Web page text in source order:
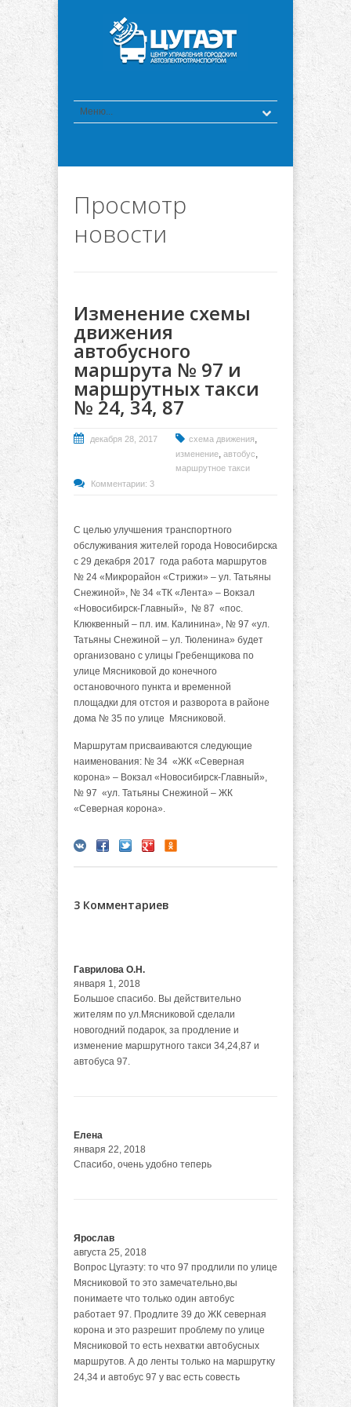
Просмотр
новости
Изменение схемы
движения
автобусного
маршрута № 97 и
маршрутных такси
№ 24, 34, 87
декабря 28, 2017 схема движения,
изменение, автобус,
маршрутное такси
Комментарии: 3
С целью улучшения транспортного
обслуживания жителей города Новосибирска
с 29 декабря 2017 года работа маршрутов
№ 24 «Микрорайон «Стрижи» – ул. Татьяны
Снежиной», № 34 «ТК «Лента» – Вокзал
«Новосибирск-Главный», № 87 «пос.
Клюквенный – пл. им. Калинина», № 97 «ул.
Татьяны Снежиной – ул. Тюленина» будет
организовано с улицы Гребенщикова по
улице Мясниковой до конечного
остановочного пункта и временной
площадки для отстоя и разворота в районе
дома № 35 по улице Мясниковой.
Маршрутам присваиваются следующие
наименования: № 34 «ЖК «Северная
корона» – Вокзал «Новосибирск-Главный»,
№ 97 «ул. Татьяны Снежиной – ЖК
«Северная корона».
3 Комментариев
Гаврилова О.Н.
января 1, 2018
Большое спасибо. Вы действительно
жителям по ул.Мясниковой сделали
новогодний подарок, за продление и
изменение маршрутного такси 34,24,87 и
автобуса 97.
Елена
января 22, 2018
Спасибо, очень удобно теперь
Ярослав
августа 25, 2018
Вопрос Цугаэту: то что 97 продлили по улице
Мясниковой то это замечательно,вы
понимаете что только один автобус
работает 97. Продлите 39 до ЖК северная
корона и это разрешит проблему по улице
Мясниковой то есть нехватки автобусных
маршрутов. А до ленты только на маршрутку
24,34 и автобус 97 у вас есть совесть